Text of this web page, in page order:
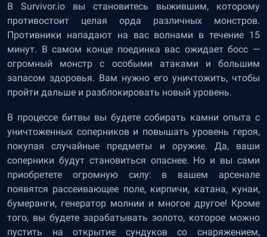
В Survivor.io вы становитесь выжившим, которому
противостоит целая орда различных монстров.
Противники нападают на вас волнами в течение 15
минут. В самом конце поединка вас ожидает босс —
огромный монстр с особыми атаками и большим
запасом здоровья. Вам нужно его уничтожить, чтобы
пройти дальше и разблокировать новый уровень.
В процессе битвы вы будете собирать камни опыта с
уничтоженных соперников и повышать уровень героя,
покупая случайные предметы и оружие. Да, ваши
соперники будут становиться опаснее. Но и вы сами
приобретете огромную силу: в вашем арсенале
появятся рассеивающее поле, кирпичи, катана, кунаи,
бумеранги, генератор молнии и многое другое! Кроме
того, вы будете зарабатывать золото, которое можно
пустить на открытие сундуков со снаряжением,